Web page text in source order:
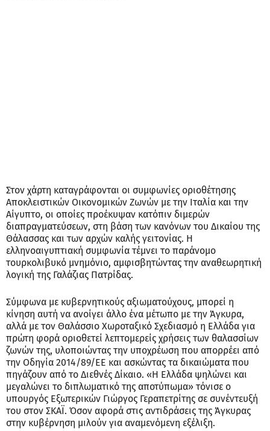
Στον χάρτη καταγράφονται οι συμφωνίες οριοθέτησης
Αποκλειστικών Οικονομικών Ζωνών με την Ιταλία και την
Αίγυπτο, οι οποίες προέκυψαν κατόπιν διμερών
διαπραγματεύσεων, στη βάση των κανόνων του Δικαίου της
Θάλασσας και των αρχών καλής γειτονίας. Η
ελληνοαιγυπτιακή συμφωνία τέμνει το παράνομο
τουρκολιβυκό μνημόνιο, αμφισβητώντας την αναθεωρητική
λογική της Γαλάζιας Πατρίδας.
Σύμφωνα με κυβερνητικούς αξιωματούχους, μπορεί η
κίνηση αυτή να ανοίγει άλλο ένα μέτωπο με την Άγκυρα,
αλλά με τον Θαλάσσιο Χωροταξικό Σχεδιασμό η Ελλάδα για
πρώτη φορά οριοθετεί λεπτομερείς χρήσεις των θαλασσίων
ζωνών της, υλοποιώντας την υποχρέωση που απορρέει από
την Οδηγία 2014/89/ΕΕ και ασκώντας τα δικαιώματα που
πηγάζουν από το Διεθνές Δίκαιο. «Η Ελλάδα ψηλώνει και
μεγαλώνει το διπλωματικό της αποτύπωμα» τόνισε ο
υπουργός Εξωτερικών Γιώργος Γεραπετρίτης σε συνέντευξή
του στον ΣΚΑΪ. Όσον αφορά στις αντιδράσεις της Άγκυρας
στην κυβέρνηση μιλούν για αναμενόμενη εξέλιξη.